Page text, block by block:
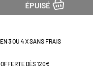
ÉPUISÉ
3 OU 4 X SANS FRAIS
DÈS 120€